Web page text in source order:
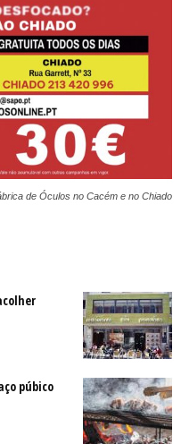
de Óculos no Cacém e no Chiado
púbico